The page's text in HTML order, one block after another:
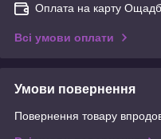
Оплата на карту
Всі умови оплати
Умови повернення
Повернення товару